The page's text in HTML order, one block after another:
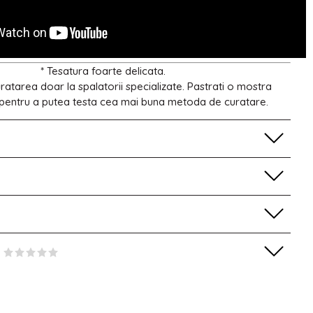
* Tesatura foarte delicata.
doar la spalatorii specializate. Pastrati o mostra
a putea testa cea mai buna metoda de curatare.